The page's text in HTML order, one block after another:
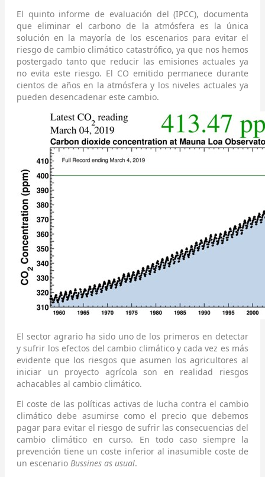
El quinto informe de evaluación del (IPCC), documenta
que eliminar el carbono de la atmósfera es la única
solución en la mayoría de los escenarios para evitar el
riesgo de cambio climático catastrófico, ya que nos hemos
postergado tanto que reducir las emisiones actuales ya
no evita este riesgo. El CO emitido permanece durante
cientos de años en la atmósfera y los niveles actuales ya
pueden desencadenar este cambio.
El sector agrario ha sido uno de los primeros en detectar
y sufrir los efectos del cambio climático y cada vez es más
evidente que los riesgos que asumen los agricultores al
iniciar un proyecto agrícola son en realidad riesgos
achacables al cambio climático.
El coste de las políticas activas de lucha contra el cambio
climático debe asumirse como el precio que debemos
pagar para evitar el riesgo de sufrir las consecuencias del
cambio climático en curso. En todo caso siempre la
prevención tiene un coste inferior al inasumible coste de
un escenario Bussines as usual.